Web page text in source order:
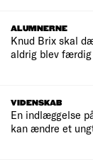
ALUMNERNE
Knud Brix skal
aldrig blev færdig
VIDENSKAB
En indlæggelse
kan ændre et